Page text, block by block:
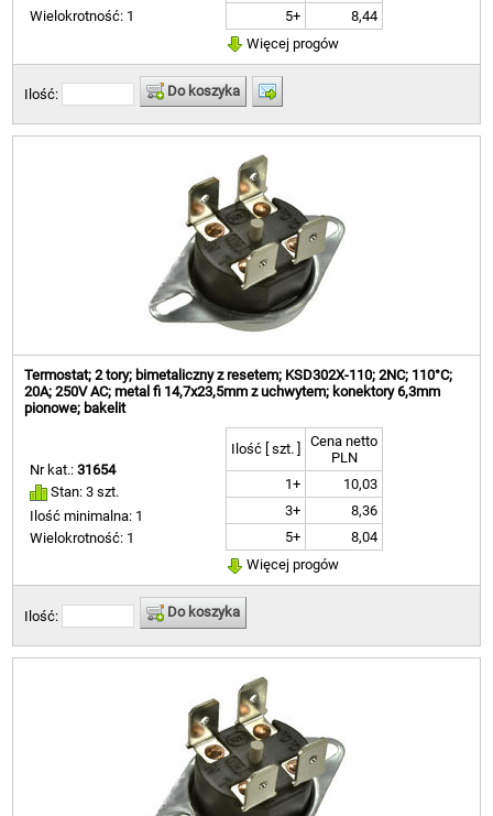
Wielokrotność: 1
5+
8,44
Więcej progów
Ilość: Do koszyka
Termostat; 2 tory; bimetaliczny z resetem; KSD302X-110; 2NC; 110°C;
20A; 250V AC; metal fi 14,7x23,5mm z uchwytem; konektory 6,3mm
pionowe; bakelit
Nr kat.:31654
Stan: 3 szt.
Ilość minimalna: 1
Wielokrotność: 1
Ilość [ szt. ]
Cena netto
PLN
1+
10,03
3+
8,36
5+
8,04
Więcej progów
Ilość: Do koszyka